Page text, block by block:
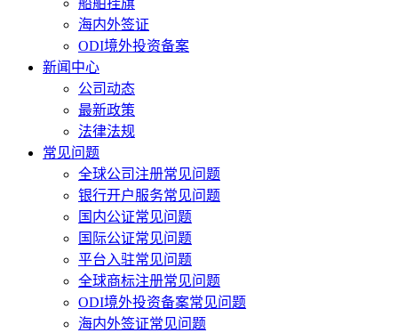
船舶挂旗
海内外签证
ODI境外投资备案
新闻中心
公司动态
最新政策
法律法规
常见问题
全球公司注册常见问题
银行开户服务常见问题
国内公证常见问题
国际公证常见问题
平台入驻常见问题
全球商标注册常见问题
ODI境外投资备案常见问题
海内外签证常见问题